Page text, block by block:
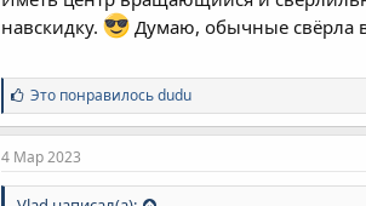
навскидку.
Думаю, обычные свёрла в
С
и
м
п
а
т
Это понравилосьdudu
4 Мар 2023